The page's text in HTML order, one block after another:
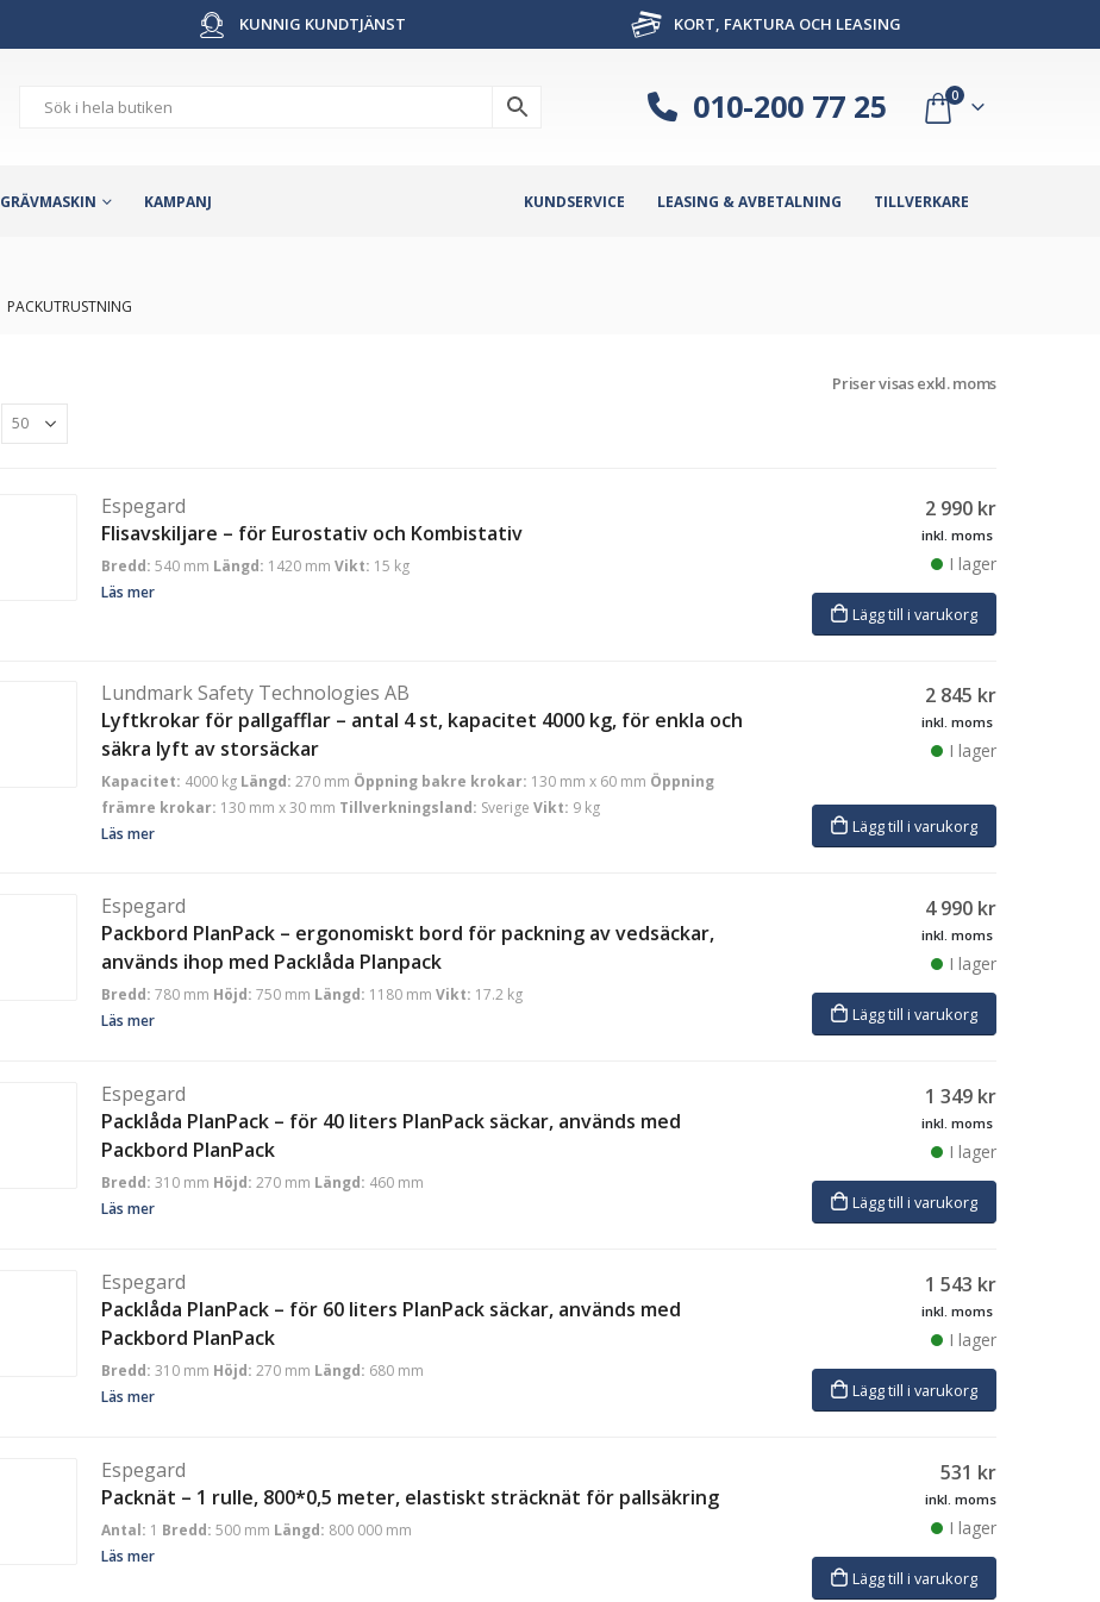
KUNNIG KUNDTJÄNST KORT, FAKTURA OCH LEASING
010-200 77 25 0
GRÄVMASKIN KAMPANJ KUNDSERVICE LEASING & AVBETALNING TILLVERKARE
PACKUTRUSTNING
Priser visas exkl. moms
Espegard
Flisavskiljare – för Eurostativ och Kombistativ
Bredd: 540 mm Längd: 1420 mm Vikt: 15 kg
Läs mer
2 990 kr
inkl. moms
I lager
Lägg till i varukorg
Lundmark Safety Technologies AB
Lyftkrokar för pallgafflar – antal 4 st, kapacitet 4000 kg, för enkla och
säkra lyft av storsäckar
Kapacitet: 4000 kg Längd: 270 mm Öppning bakre krokar: 130 mm x 60 mm Öppning
främre krokar: 130 mm x 30 mm Tillverkningsland: Sverige Vikt: 9 kg
Läs mer
2 845 kr
inkl. moms
I lager
Lägg till i varukorg
Espegard
Packbord PlanPack – ergonomiskt bord för packning av vedsäckar,
används ihop med Packlåda Planpack
Bredd: 780 mm Höjd: 750 mm Längd: 1180 mm Vikt: 17.2 kg
Läs mer
4 990 kr
inkl. moms
I lager
Lägg till i varukorg
Espegard
Packlåda PlanPack – för 40 liters PlanPack säckar, används med
Packbord PlanPack
Bredd: 310 mm Höjd: 270 mm Längd: 460 mm
Läs mer
1 349 kr
inkl. moms
I lager
Lägg till i varukorg
Espegard
Packlåda PlanPack – för 60 liters PlanPack säckar, används med
Packbord PlanPack
Bredd: 310 mm Höjd: 270 mm Längd: 680 mm
Läs mer
1 543 kr
inkl. moms
I lager
Lägg till i varukorg
Espegard
Packnät – 1 rulle, 800*0,5 meter, elastiskt sträcknät för pallsäkring
Antal: 1 Bredd: 500 mm Längd: 800 000 mm
Läs mer
531 kr
inkl. moms
I lager
Lägg till i varukorg